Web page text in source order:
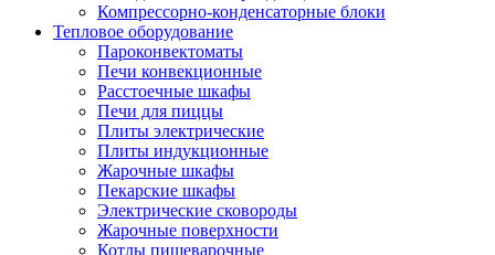
Компрессорно-конденсаторные блоки
Тепловое оборудование
Пароконвектоматы
Печи конвекционные
Расстоечные шкафы
Печи для пиццы
Плиты электрические
Плиты индукционные
Жарочные шкафы
Пекарские шкафы
Электрические сковороды
Жарочные поверхности
Котлы пищеварочные